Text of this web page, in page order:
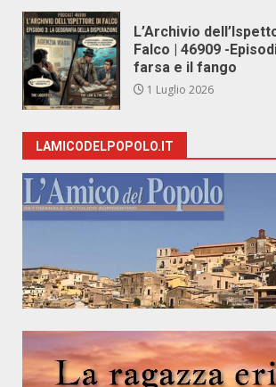
L’Archivio
Falco | 46909 -
farsa e il fango
1 Luglio 2026
LAMICODELPOPOLO.IT